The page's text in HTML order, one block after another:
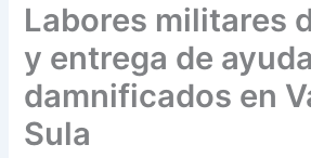
Labores militares
y entrega de
damnificados en
Sula